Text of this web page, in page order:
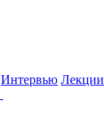
Интервью Лекции